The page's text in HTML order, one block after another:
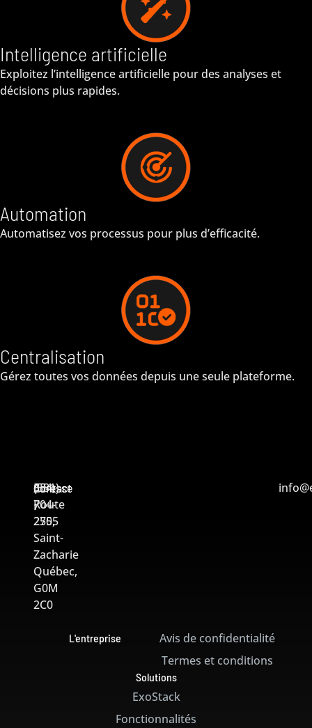
Intelligence artificielle​
Exploitez l’intelligence artificielle pour des analyses et
décisions plus rapides.
Automation​
Automatisez vos processus pour plus d’efficacité.
Centralisation
Gérez toutes vos données depuis une seule plateforme.
Adresse
:
554,
Route
275,
Saint-
Zacharie
Québec,
G0M
2C0
Contact
:
(581)
704-
2505
L'entreprise
Avis de confidentialité
Termes et conditions
Solutions
ExoStack
Fonctionnalités